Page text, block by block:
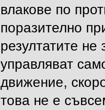
влакове по
поразително
резултатите не
управляват
движение,
това не е